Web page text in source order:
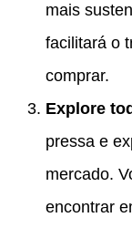
mais
facilitará o
comprar.
Explore
pressa e
mercado.
encontrar